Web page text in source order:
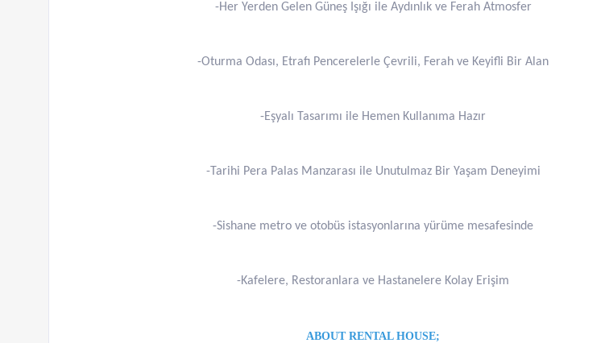
-Her Yerden Gelen Güneş Işığı ile Aydınlık ve Ferah Atmosfer
-Oturma Odası, Etrafı Pencerelerle Çevrili, Ferah ve Keyifli Bir Alan
-Eşyalı Tasarımı ile Hemen Kullanıma Hazır
-Tarihi Pera Palas Manzarası ile Unutulmaz Bir Yaşam Deneyimi
-Sishane metro ve otobüs istasyonlarına yürüme mesafesinde
-Kafelere, Restoranlara ve Hastanelere Kolay Erişim
ABOUT RENTAL HOUSE;